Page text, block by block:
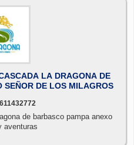
LA DRAGONA DE
SEÑOR DE LOS MILAGROS
de barbasco pampa anexo
aventuras